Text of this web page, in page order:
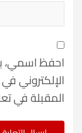
احفظ اسمي،
الإلكتروني
المقبلة في